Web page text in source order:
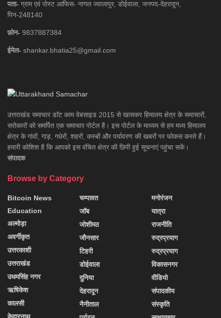
पता- ग्राम एवं पोस्ट आफिस- नागल ज्वालापुर, डोईवाला, जनपद-देहरादून,
पिन-248140
फ़ोन- 9837887384
ईमेल- shankar.bhatia25@gmail.com
उत्तराखंड समाचार डाॅट काम वेबसाइड 2015 से खासकर हिमालय क्षेत्र के समाचारों,
सरोकारों को समर्पित एक समाचार पोर्टल है। इस पोर्टल के माध्यम से हम मध्य हिमालय
क्षेत्र के गांवों, गाड़, गधेरों, शहरों, कस्बों और पर्यावरण की खबरों पर फोकस करते हैं।
हमारी कोशिश है कि आपको इस वंचित क्षेत्र की छिपी हुई सूचनाएं पहुंचा सकें।
संपादक
Browse by Category
Bitcoin News
Education
अल्मोड़ा
अवर्गीकृत
उत्तरकाशी
उत्तराखंड
उधमसिंह नगर
ऋषिकेश
कालसी
चम्पावत
जॉब
जोशीमठ
जौनसार
टिहरी
डोईवाला
दुनिया
देहरादून
नैनीताल
मनोरंजन
यात्रा
राजनीति
रुद्रप्रयाग
रुद्रप्रयाग
विकासनगर
वीडियो
संपादकीय
संस्कृति